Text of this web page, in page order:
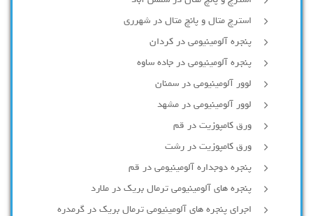
استرچ متال و پانچ متال در شهرری
پنجره آلومینیومی در کردان
پنجره آلومینیومی در جاده ساوه
لوور آلومینیومی در سمنان
لوور آلومینیومی در مشهد
ورق کامپوزیت در قم
ورق کامپوزیت در رشت
پنجره دوجداره آلومينيومی در قم
پنجره های آلومینیومی ترمال بریک در ملارد
اجرای پنجره های آلومینیومی ترمال بریک در گرمدره